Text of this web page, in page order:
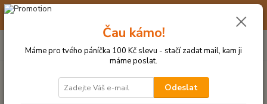
☀️ 10. - 14. SRPNA 2026 MÁME DOVOLENOU ☀️ OBJEDNÁVKY
po–pá: 9–17 hod.
za0 Kč
Čau kámo!
Máme pro tvého páníčka 100 Kč slevu - stačí zadat mail, kam ji
máme poslat.
Odeslat